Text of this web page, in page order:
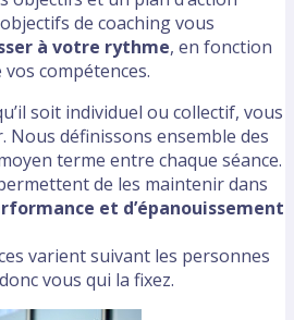
de coaching vous
à votre rythme, en fonction
compétences.
soit individuel ou collectif, vous
Nous définissons ensemble des
terme entre chaque séance.
de les maintenir dans
et d’épanouissement
varient suivant les personnes
vous qui la fixez.